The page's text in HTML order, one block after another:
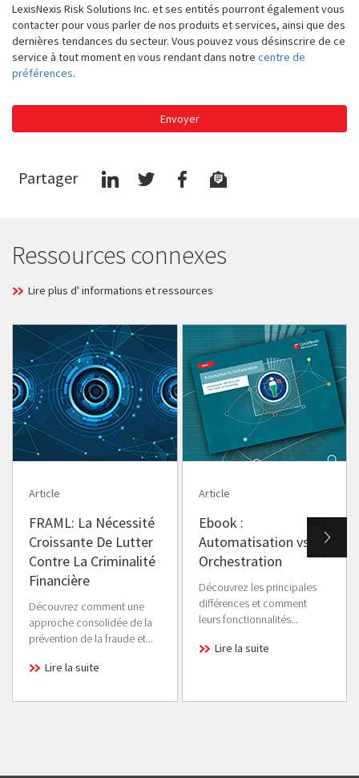
LexisNexis Risk Solutions Inc. et ses entités pourront également vous
contacter pour vous parler de nos produits et services, ainsi que des
dernières tendances du secteur. Vous pouvez vous désinscrire de ce
service à tout moment en vous rendant dans notre centre de
préférences.
Envoyer
Partager
Ressources connexes
Lire plus d' informations et ressources
Article
FRAML: La Nécessité
Croissante De Lutter
Contre La Criminalité
Financière
Découvrez comment une
approche consolidée de la
prévention de la fraude et...
Lire la suite
Article
Ebook :
Automatisation vs
Orchestration
Découvrez les principales
différences et comment
leurs fonctionnalités...
Lire la suite